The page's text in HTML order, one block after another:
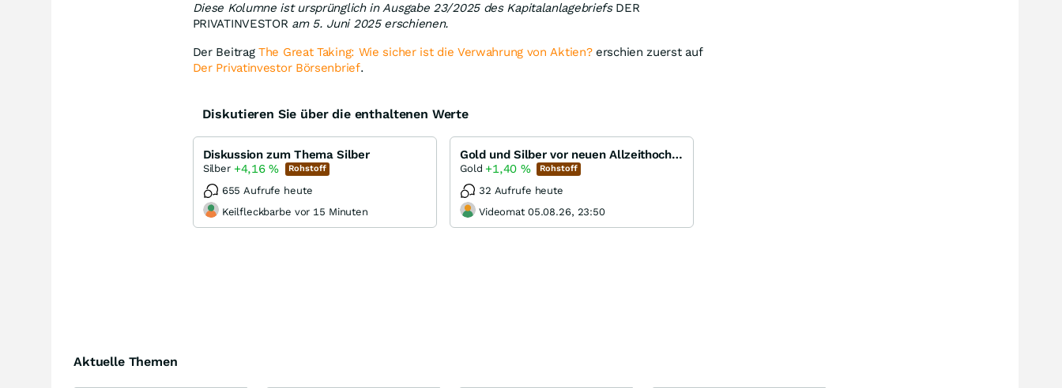
Diese Kolumne ist ursprünglich in Ausgabe 23/2025 des KapitalanlagebriefsDER
PRIVATINVESTOR am 5. Juni 2025 erschienen.
Der BeitragThe Great Taking: Wie sicher ist die Verwahrung von Aktien?erschien zuerst auf
Der Privatinvestor Börsenbrief.
Diskutieren Sie über die enthaltenen Werte
Diskussion zum Thema Silber
Silber +4,16% Rohstoff
655 Aufrufe heute
Keilfleckbarbe vor 15 Minuten
Gold und Silber vor neuen Allzeithochs...
Gold +1,40 % Rohstoff
32 Aufrufe heute
Videomat 05.08.26, 23:50
Aktuelle Themen